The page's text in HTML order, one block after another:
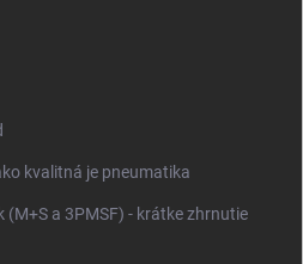
kvalitná je pneumatika
a 3PMSF) - krátke zhrnutie